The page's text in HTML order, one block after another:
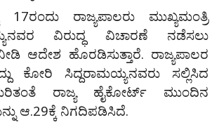
ರಾಜ್ಯಪಾಲರು ಮುಖ್ಯಮಂತ್ರಿ
ವಿರುದ್ಧ ವಿಚಾರಣೆ ನಡೆಸಲು
ಆದೇಶ ಹೊರಡಿಸುತ್ತಾರೆ. ರಾಜ್ಯಪಾಲರ
ಕೋರಿ ಸಿದ್ದರಾಮಯ್ಯನವರು ಸಲ್ಲಿಸಿದ
ರಾಜ್ಯ ಹೈಕೋರ್ಟ್ ಮುಂದಿನ
ಆ.29ಕ್ಕೆ ನಿಗದಿಪಡಿಸಿದೆ.